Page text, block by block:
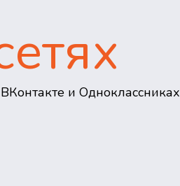
и Одноклассниках